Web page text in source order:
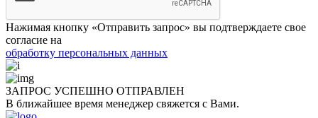
Нажимая кнопку «Отправить запрос» вы подтверждаете свое
согласие на
обработку персональных данных
ЗАПРОС УСПЕШНО ОТПРАВЛЕН
В ближайшее время менеджер свяжется с Вами.